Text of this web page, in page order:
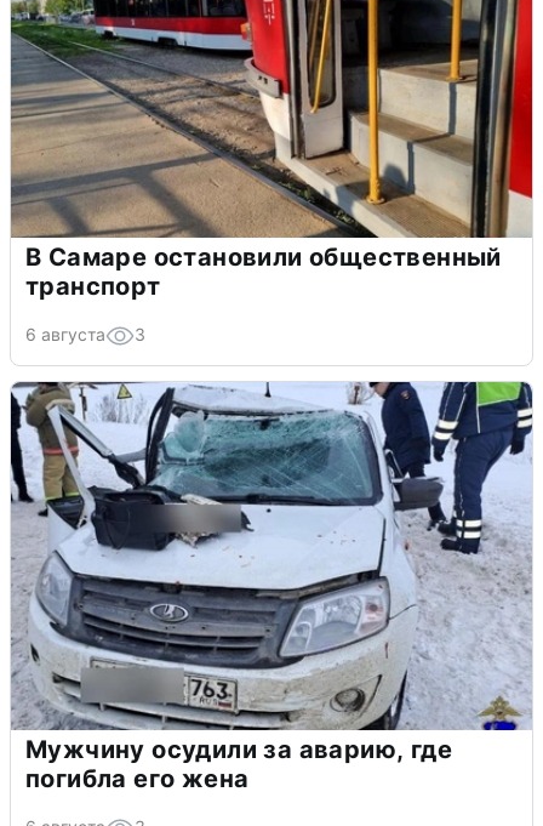
В Самаре остановили общественный
транспорт
6 августа 3
Мужчину осудили за аварию, где
погибла его жена